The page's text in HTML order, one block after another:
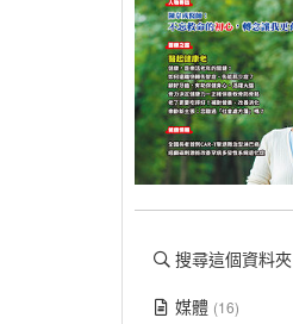
搜尋這個資料夾
媒體 (16)